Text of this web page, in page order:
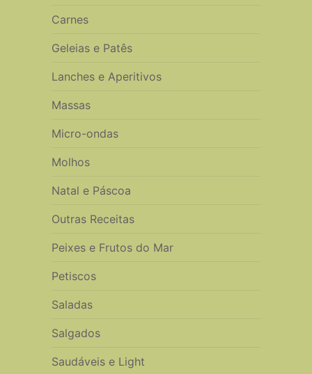
Carnes
Geleias e Patês
Lanches e Aperitivos
Massas
Micro-ondas
Molhos
Natal e Páscoa
Outras Receitas
Peixes e Frutos do Mar
Petiscos
Saladas
Salgados
Saudáveis e Light